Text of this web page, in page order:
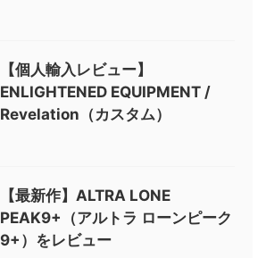
【個人輸入レビュー】
ENLIGHTENED EQUIPMENT /
Revelation（カスタム）
【最新作】ALTRA LONE
PEAK9+（アルトラ ローンピーク
9+）をレビュー